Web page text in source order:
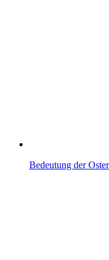
Bedeutung der